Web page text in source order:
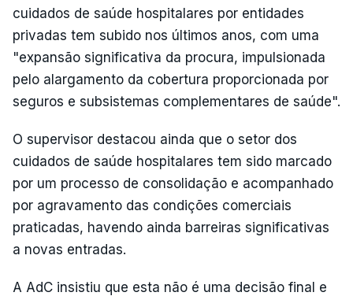
cuidados de saúde hospitalares por entidades
privadas tem subido nos últimos anos, com uma
"expansão significativa da procura, impulsionada
pelo alargamento da cobertura proporcionada por
seguros e subsistemas complementares de saúde".
O supervisor destacou ainda que o setor dos
cuidados de saúde hospitalares tem sido marcado
por um processo de consolidação e acompanhado
por agravamento das condições comerciais
praticadas, havendo ainda barreiras significativas
a novas entradas.
A AdC insistiu que esta não é uma decisão final e